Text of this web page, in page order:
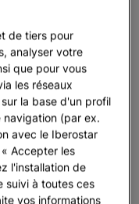
de tiers pour
analyser votre
que pour vous
les réseaux
la base d'un profil
(par ex.
avec le Iberostar
Accepter les
l'installation de
suivi à toutes ces
vos informations